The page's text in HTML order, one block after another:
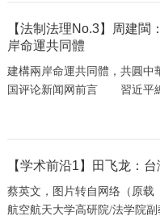
政治关系定位、“国家—政府”
定位论述解析、定位症结、两
【法制法理No.3】周建
岸命運共同體
建構兩岸命運共同體，共圓中
国评论新闻网前言 習近平
張”，其他的概念和政策主張
來的論述。因此，在總結、分
【学术前沿1】田飞龙：
蔡英文，图片转自网络（原载
航空航天大学高研院/法学院